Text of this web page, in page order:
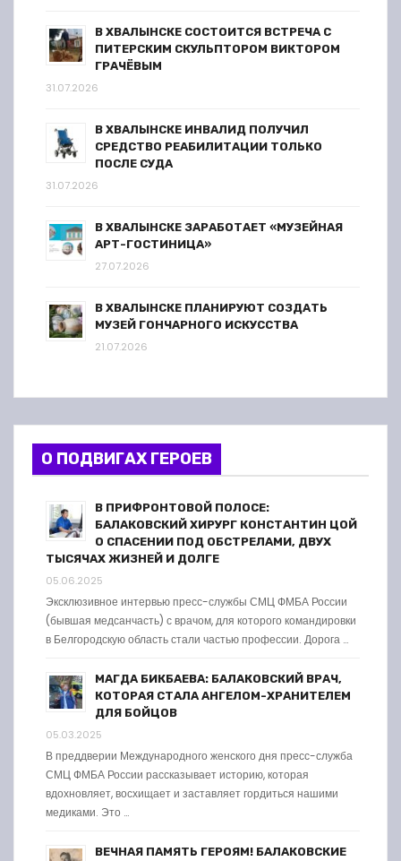
В ХВАЛЫНСКЕ СОСТОИТСЯ ВСТРЕЧА С
ПИТЕРСКИМ СКУЛЬПТОРОМ ВИКТОРОМ
ГРАЧЁВЫМ
31.07.2026
В ХВАЛЫНСКЕ ИНВАЛИД ПОЛУЧИЛ
СРЕДСТВО РЕАБИЛИТАЦИИ ТОЛЬКО
ПОСЛЕ СУДА
31.07.2026
В ХВАЛЫНСКЕ ЗАРАБОТАЕТ «МУЗЕЙНАЯ
АРТ-ГОСТИНИЦА»
27.07.2026
В ХВАЛЫНСКЕ ПЛАНИРУЮТ СОЗДАТЬ
МУЗЕЙ ГОНЧАРНОГО ИСКУССТВА
21.07.2026
О ПОДВИГАХ ГЕРОЕВ
В ПРИФРОНТОВОЙ ПОЛОСЕ:
БАЛАКОВСКИЙ ХИРУРГ КОНСТАНТИН ЦОЙ
О СПАСЕНИИ ПОД ОБСТРЕЛАМИ, ДВУХ
ТЫСЯЧАХ ЖИЗНЕЙ И ДОЛГЕ
05.06.2025
Эксклюзивное интервью пресс-службы СМЦ ФМБА России
(бывшая медсанчасть) с врачом, для которого командировки
в Белгородскую область стали частью профессии. Дорога …
МАГДА БИКБАЕВА: БАЛАКОВСКИЙ ВРАЧ,
КОТОРАЯ СТАЛА АНГЕЛОМ-ХРАНИТЕЛЕМ
ДЛЯ БОЙЦОВ
05.03.2025
В преддверии Международного женского дня пресс-служба
СМЦ ФМБА России рассказывает историю, которая
вдохновляет, восхищает и заставляет гордиться нашими
медиками. Это …
ВЕЧНАЯ ПАМЯТЬ ГЕРОЯМ! БАЛАКОВСКИЕ